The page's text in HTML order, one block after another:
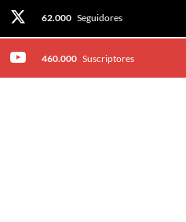
62.000 Seguidores
460.000 Suscriptores